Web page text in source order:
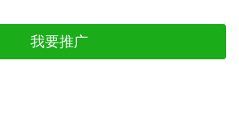
我要推广